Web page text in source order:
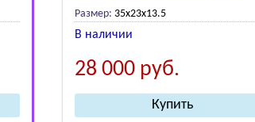
Размер: 35x23x13.5
В наличии
28 000 руб.